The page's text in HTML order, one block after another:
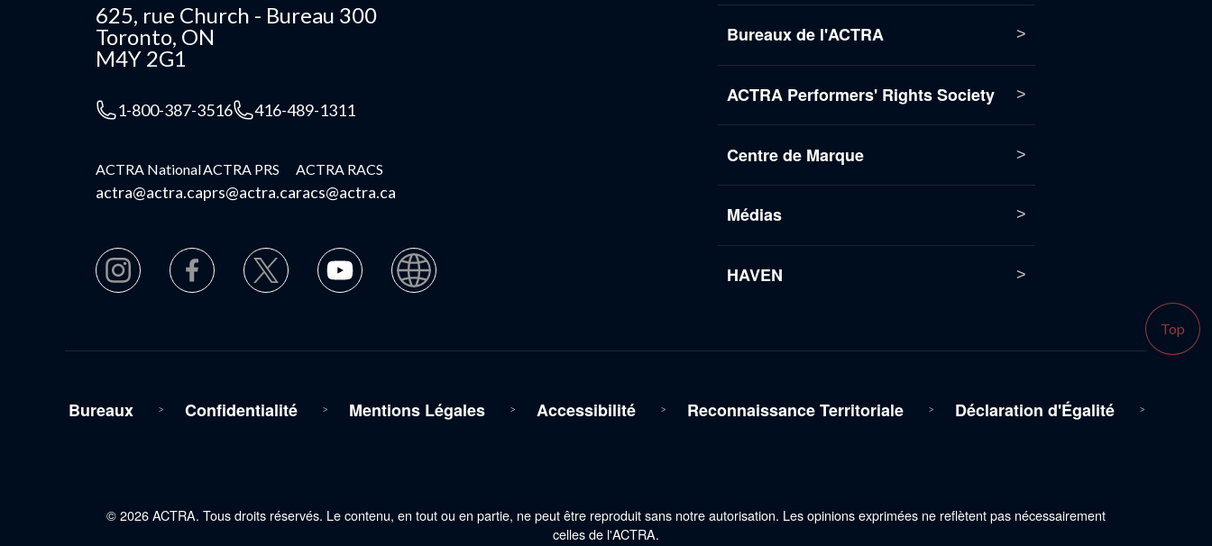
Top
625, rue Church - Bureau 300
Toronto, ON
M4Y 2G1
1-800-387-3516 416-489-1311
ACTRA National
actra@actra.ca
ACTRA PRS
prs@actra.ca
ACTRA RACS
racs@actra.ca
Bureaux de l'ACTRA
ACTRA Performers' Rights Society
Centre de Marque
Médias
HAVEN
Bureaux Confidentialité Mentions Légales Accessibilité Reconnaissance Territoriale Déclaration d'Égalité
© 2026 ACTRA. Tous droits réservés. Le contenu, en tout ou en partie, ne peut être reproduit sans notre autorisation. Les opinions exprimées ne reflètent pas nécessairement
celles de l'ACTRA.